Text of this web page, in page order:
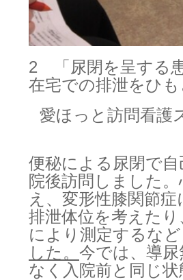
2 「尿閉を呈する
在宅での排泄をひも
愛ほっと訪問看
便秘による尿閉で
院後訪問しました
え、変形性膝関節
排泄体位を考えた
により測定するな
した。 今では、導
なく入院前と同じ